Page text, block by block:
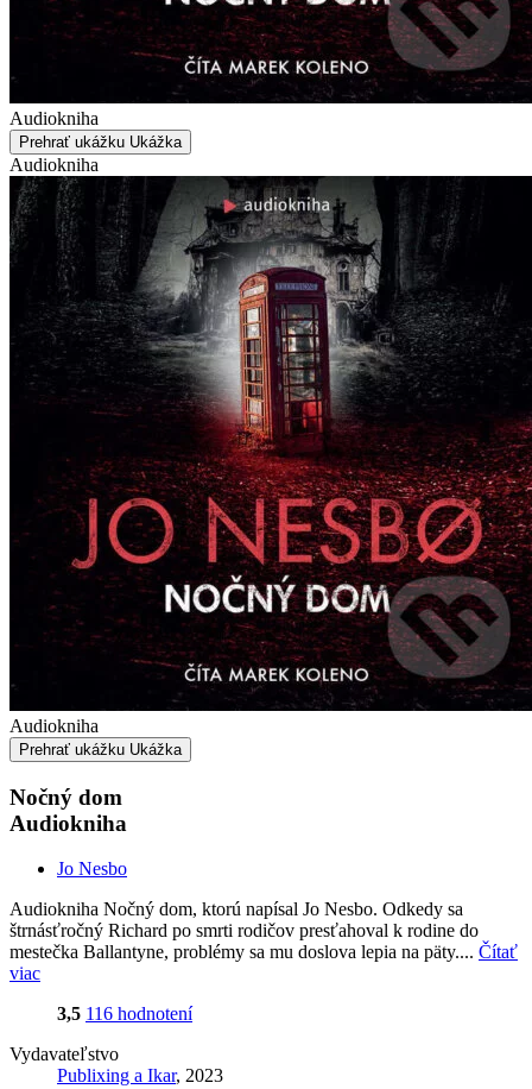
Audiokniha
Prehrať ukážku Ukážka
Audiokniha
Audiokniha
Prehrať ukážku Ukážka
Nočný dom
Audiokniha
Jo Nesbo
Audiokniha Nočný dom, ktorú napísal Jo Nesbo. Odkedy sa
štrnásťročný Richard po smrti rodičov presťahoval k rodine do
mestečka Ballantyne, problémy sa mu doslova lepia na päty.... Čítať
viac
3,5 116 hodnotení
Vydavateľstvo
Publixing a Ikar, 2023